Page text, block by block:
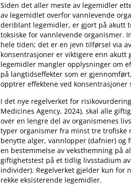
Siden det aller meste av legemidler
av legemidlet overfor vannlevende
deriblant legemidler, er gjort på akutt
toksiske for vannlevende
hele tiden; det er en jevn tilførsel via
konsentrasjoner er viktigere enn
legemidler mangler opplysninger om
på langtidseffekter som er
opptrer effektene ved konsentrasjoner
I det nye regelverket for
Medicines Agency, 2024), skal alle
over en lengre del av organismenes
typer organismer fra minst tre trofiske
benytte alger, vannlopper (dafnier) og
en bestemmelse av veksthemning på
giftighetstest på et tidlig livsstadium
individer). Regelverket gjelder kun for
rekke eksisterende legemidler.